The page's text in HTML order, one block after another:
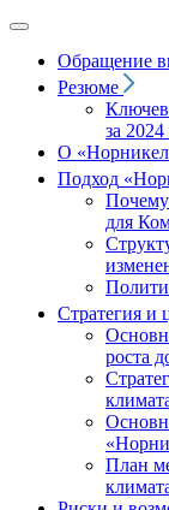
Обращение
Резюме
за 2024
О
Подход
для
Стратегия и
роста
План